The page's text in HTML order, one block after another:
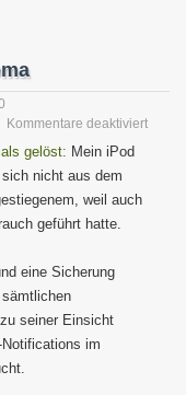
Kommentare deaktiviertfür
gelöst: Mein iPod
nicht aus dem
weil auch
geführt hatte.
eine Sicherung
seiner Einsicht
im